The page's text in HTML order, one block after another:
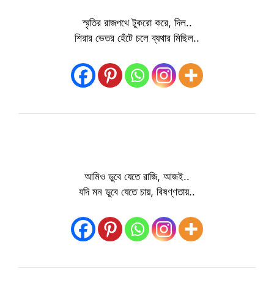
স্মৃতির রাজপথে টুকরো করে, দিল..
শিরার ভেতর হেঁটে চলে ব্যথার মিছিল..
আমিও ডুবে যেতে রাজি, আজই..
যদি মন ডুবে যেতে চায়, বিষণ্ণতায়..